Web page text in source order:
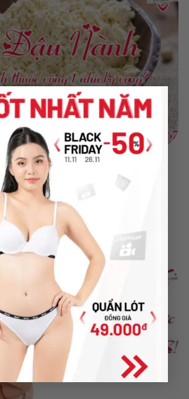
×
tăng kích thước vòng 1 như
gọi là mầm đậu tương là một trong